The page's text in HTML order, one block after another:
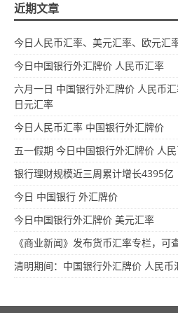
近期文章
今日人民币汇率、美元汇率、欧元汇
今日中国银行外汇牌价 人民币汇率
六月一日 中国银行外汇牌价 人民币汇
日元汇率
今日人民币汇率 中国银行外汇牌价
五一假期 今日中国银行外汇牌价 人
银行理财规模近三周累计增长4395亿
今日 中国银行 外汇牌价
今日中国银行外汇牌价 美元汇率
《商业新闻》发布货币汇率专栏，可
清明期间：中国银行外汇牌价 人民币